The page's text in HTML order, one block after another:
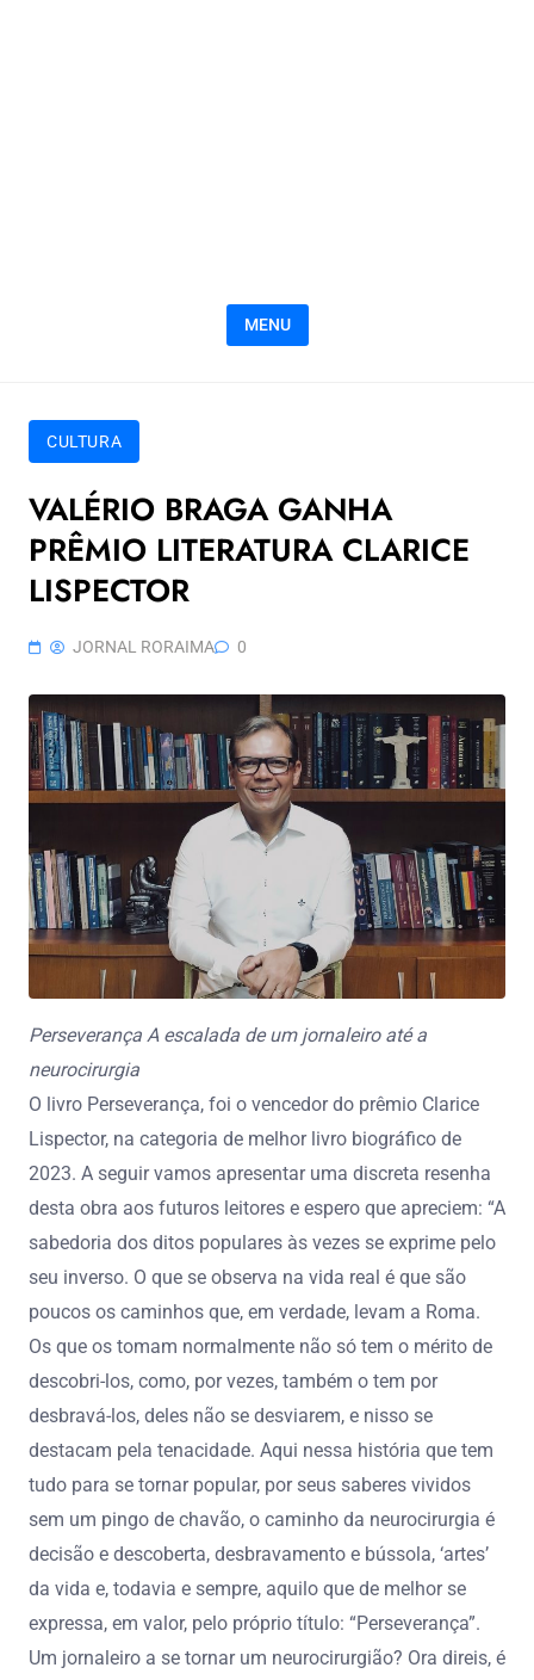
MENU
CULTURA
VALÉRIO BRAGA GANHA
PRÊMIO LITERATURA CLARICE
LISPECTOR
JORNAL RORAIMA 0
Perseverança A escalada de um jornaleiro até a
neurocirurgia
O livro Perseverança, foi o vencedor do prêmio Clarice
Lispector, na categoria de melhor livro biográfico de
2023. A seguir vamos apresentar uma discreta resenha
desta obra aos futuros leitores e espero que apreciem: “A
sabedoria dos ditos populares às vezes se exprime pelo
seu inverso. O que se observa na vida real é que são
poucos os caminhos que, em verdade, levam a Roma.
Os que os tomam normalmente não só tem o mérito de
descobri-los, como, por vezes, também o tem por
desbravá-los, deles não se desviarem, e nisso se
destacam pela tenacidade. Aqui nessa história que tem
tudo para se tornar popular, por seus saberes vividos
sem um pingo de chavão, o caminho da neurocirurgia é
decisão e descoberta, desbravamento e bússola, ‘artes’
da vida e, todavia e sempre, aquilo que de melhor se
expressa, em valor, pelo próprio título: “Perseverança”.
Um jornaleiro a se tornar um neurocirurgião? Ora direis, é